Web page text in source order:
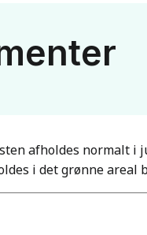
afholdes
i det grønne areal